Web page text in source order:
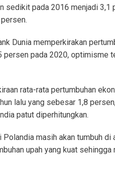
sedikit pada 2016 menjadi
Dunia memperkirakan
persen pada 2020, optimisme
rata-rata pertumbuhan
lalu yang sebesar 1,8
patut diperhitungkan.
masih akan tumbuh
upah yang kuat